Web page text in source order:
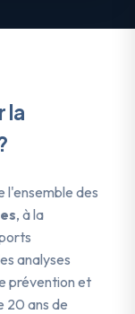
la
l'ensemble des
, à la
analyses
prévention et
20 ans de